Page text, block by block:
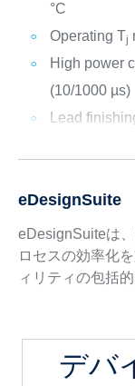
°C
Operating Tj
High power
(10/1000 µs)
Lead
eDesignSuite
eDesignSuiteは
ロセスの効率化
ィリティの包括
デバ